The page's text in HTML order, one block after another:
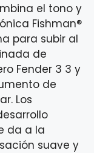
el tono y
Fishman®
para subir al
de
Fender 3 3 y
de
Los
da a la
suave y